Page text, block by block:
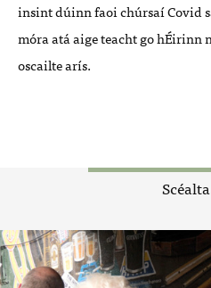
insint dúinn faoi chúrsaí Covid
móra atá aige teacht go hÉirinn
oscailte arís.